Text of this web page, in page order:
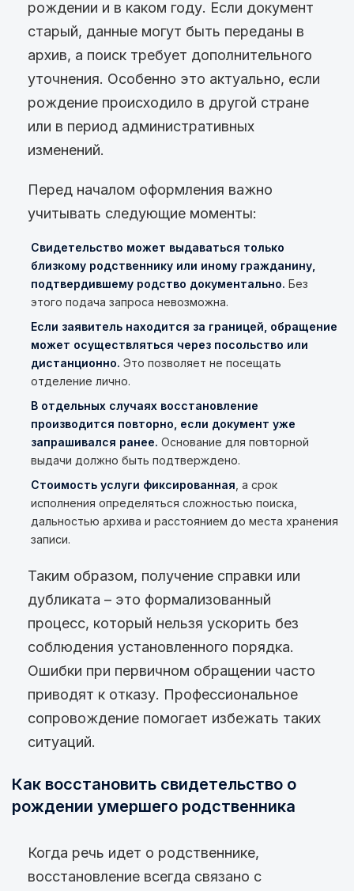
рождении и в каком году. Если документ
старый, данные могут быть переданы в
архив, а поиск требует дополнительного
уточнения. Особенно это актуально, если
рождение происходило в другой стране
или в период административных
изменений.
Перед началом оформления важно
учитывать следующие моменты:
Свидетельство может выдаваться только
близкому родственнику или иному гражданину,
подтвердившему родство документально. Без
этого подача запроса невозможна.
Если заявитель находится за границей, обращение
может осуществляться через посольство или
дистанционно. Это позволяет не посещать
отделение лично.
В отдельных случаях восстановление
производится повторно, если документ уже
запрашивался ранее. Основание для повторной
выдачи должно быть подтверждено.
Стоимость услуги фиксированная , а срок
исполнения определяться сложностью поиска,
дальностью архива и расстоянием до места хранения
записи.
Таким образом, получение справки или
дубликата – это формализованный
процесс, который нельзя ускорить без
соблюдения установленного порядка.
Ошибки при первичном обращении часто
приводят к отказу. Профессиональное
сопровождение помогает избежать таких
ситуаций.
Как восстановить свидетельство о
рождении умершего родственника
Когда речь идет о родственнике,
восстановление всегда связано с